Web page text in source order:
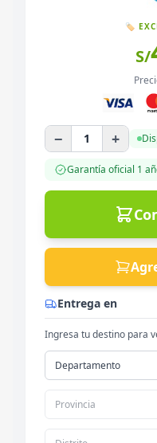
🏷️
S/
− 1 +
Garantía oficial 1
Entrega en
Ingresa tu destino para